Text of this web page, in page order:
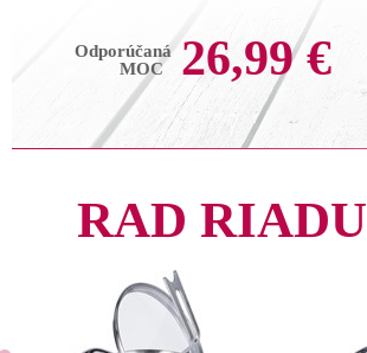
Odporúčaná
MOC
26,99 €
RAD RIADU